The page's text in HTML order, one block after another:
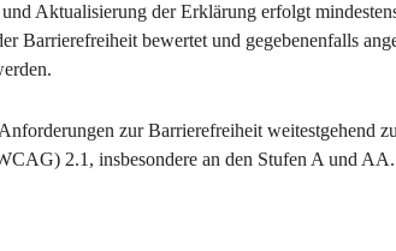
Aktualisierung der Erklärung erfolgt
Barrierefreiheit bewertet und gegebenenfalls
zur Barrierefreiheit weitestgehend
2.1, insbesondere an den Stufen A und